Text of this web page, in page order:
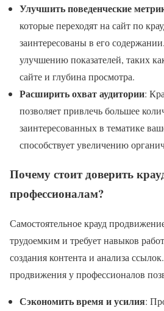
Улучшить поведенческие
которые переходят на сайт по
заинтересованы в его
улучшению показателей, таких
сайте и глубина просмотра.
Расширить охват аудитории:
позволяет привлечь большее
заинтересованных в тематике
способствует увеличению
Почему стоит доверить
профессионалам?
Самостоятельное крауд
трудоемким и требует навыков
создания контента и анализа
продвижения у профессионалов
Сэкономить время и усилия: